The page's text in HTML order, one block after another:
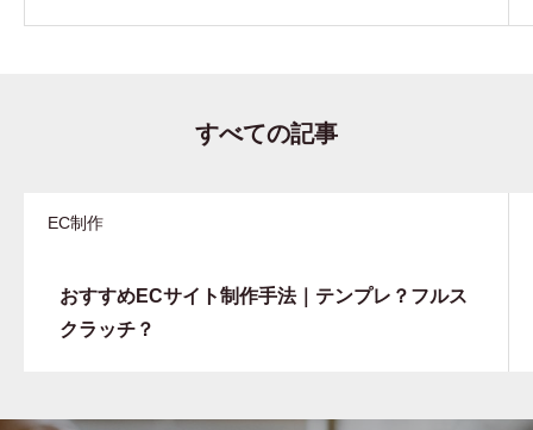
すべての記事
EC制作
おすすめECサイト制作手法｜テンプレ？フルス
クラッチ？